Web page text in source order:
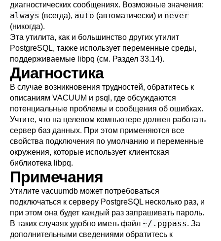
диагностических сообщениях. Возможные значения:
always (всегда), auto (автоматически) и never
(никогда).
Эта утилита, как и большинство других утилит
PostgreSQL, также использует переменные среды,
поддерживаемые libpq (см. Раздел 33.14).
Диагностика
В случае возникновения трудностей, обратитесь к
описаниям VACUUM и psql , где обсуждаются
потенциальные проблемы и сообщения об ошибках.
Учтите, что на целевом компьютере должен работать
сервер баз данных. При этом применяются все
свойства подключения по умолчанию и переменные
окружения, которые использует клиентская
библиотека libpq.
Примечания
Утилите vacuumdb может потребоваться
подключаться к серверу PostgreSQL несколько раз, и
при этом она будет каждый раз запрашивать пароль.
В таких случаях удобно иметь файл ~/.pgpass. За
дополнительными сведениями обратитесь к